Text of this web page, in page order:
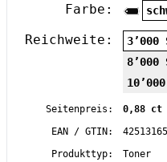
Farbe:
Reichweite:
3’000
8’000
Seitenpreis:
0,88 ct
EAN / GTIN:
Produkttyp:
Toner